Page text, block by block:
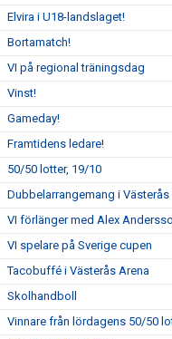
Elvira i U18-landslaget!
Bortamatch!
VI på regional träningsdag
Vinst!
Gameday!
Framtidens ledare!
50/50 lotter, 19/10
Dubbelarrangemang i Västerås
VI förlänger med Alex
VI spelare på Sverige cupen
Tacobuffé i Västerås Arena
Skolhandboll
Vinnare från lördagens 50/50